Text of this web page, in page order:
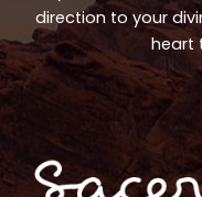
direction to your
heart